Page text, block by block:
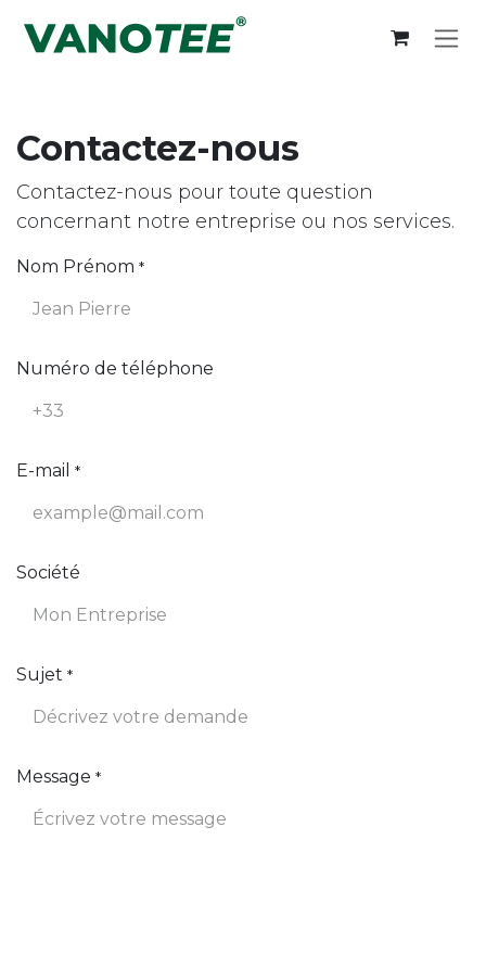
Contactez-nous
Contactez-nous pour toute question
concernant notre entreprise ou nos services.
Nom Prénom *
Numéro de téléphone
E-mail *
Société
Sujet *
Message *